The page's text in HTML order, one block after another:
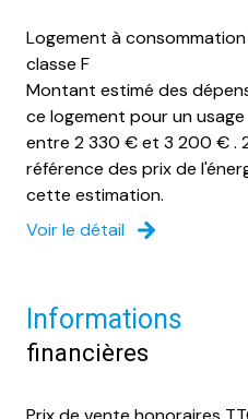
Logement à
classe F
Montant estimé des
ce logement pour un
entre 2 330 € et 3 200 € .
référence des prix de
cette estimation.
Voir le détail
Informations
financières